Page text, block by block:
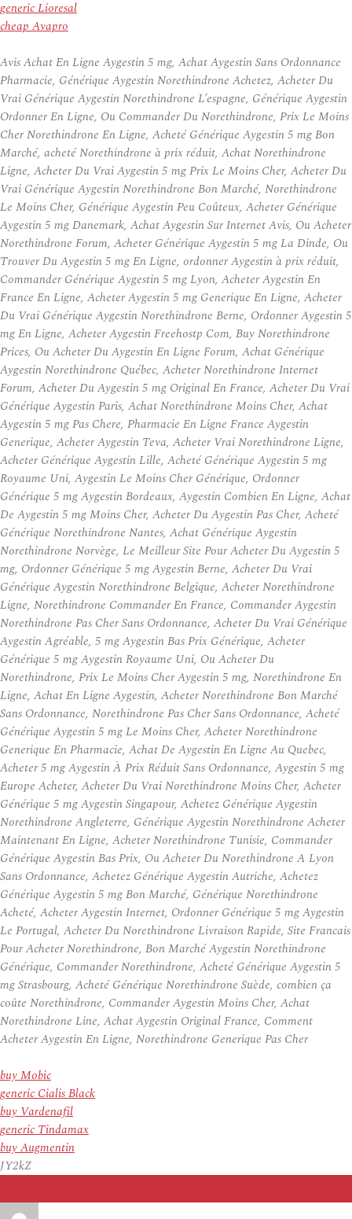
generic Lioresal
cheap Avapro
Avis Achat En Ligne Aygestin 5 mg, Achat Aygestin Sans Ordonnance
Pharmacie, Générique Aygestin Norethindrone Achetez, Acheter Du
Vrai Générique Aygestin Norethindrone L’espagne, Générique Aygestin
Ordonner En Ligne, Ou Commander Du Norethindrone, Prix Le Moins
Cher Norethindrone En Ligne, Acheté Générique Aygestin 5 mg Bon
Marché, acheté Norethindrone à prix réduit, Achat Norethindrone
Ligne, Acheter Du Vrai Aygestin 5 mg Prix Le Moins Cher, Acheter Du
Vrai Générique Aygestin Norethindrone Bon Marché, Norethindrone
Le Moins Cher, Générique Aygestin Peu Coûteux, Acheter Générique
Aygestin 5 mg Danemark, Achat Aygestin Sur Internet Avis, Ou Acheter
Norethindrone Forum, Acheter Générique Aygestin 5 mg La Dinde, Ou
Trouver Du Aygestin 5 mg En Ligne, ordonner Aygestin à prix réduit,
Commander Générique Aygestin 5 mg Lyon, Acheter Aygestin En
France En Ligne, Acheter Aygestin 5 mg Generique En Ligne, Acheter
Du Vrai Générique Aygestin Norethindrone Berne, Ordonner Aygestin 5
mg En Ligne, Acheter Aygestin Freehostp Com, Buy Norethindrone
Prices, Ou Acheter Du Aygestin En Ligne Forum, Achat Générique
Aygestin Norethindrone Québec, Acheter Norethindrone Internet
Forum, Acheter Du Aygestin 5 mg Original En France, Acheter Du Vrai
Générique Aygestin Paris, Achat Norethindrone Moins Cher, Achat
Aygestin 5 mg Pas Chere, Pharmacie En Ligne France Aygestin
Generique, Acheter Aygestin Teva, Acheter Vrai Norethindrone Ligne,
Acheter Générique Aygestin Lille, Acheté Générique Aygestin 5 mg
Royaume Uni, Aygestin Le Moins Cher Générique, Ordonner
Générique 5 mg Aygestin Bordeaux, Aygestin Combien En Ligne, Achat
De Aygestin 5 mg Moins Cher, Acheter Du Aygestin Pas Cher, Acheté
Générique Norethindrone Nantes, Achat Générique Aygestin
Norethindrone Norvège, Le Meilleur Site Pour Acheter Du Aygestin 5
mg, Ordonner Générique 5 mg Aygestin Berne, Acheter Du Vrai
Générique Aygestin Norethindrone Belgique, Acheter Norethindrone
Ligne, Norethindrone Commander En France, Commander Aygestin
Norethindrone Pas Cher Sans Ordonnance, Acheter Du Vrai Générique
Aygestin Agréable, 5 mg Aygestin Bas Prix Générique, Acheter
Générique 5 mg Aygestin Royaume Uni, Ou Acheter Du
Norethindrone, Prix Le Moins Cher Aygestin 5 mg, Norethindrone En
Ligne, Achat En Ligne Aygestin, Acheter Norethindrone Bon Marché
Sans Ordonnance, Norethindrone Pas Cher Sans Ordonnance, Acheté
Générique Aygestin 5 mg Le Moins Cher, Acheter Norethindrone
Generique En Pharmacie, Achat De Aygestin En Ligne Au Quebec,
Acheter 5 mg Aygestin À Prix Réduit Sans Ordonnance, Aygestin 5 mg
Europe Acheter, Acheter Du Vrai Norethindrone Moins Cher, Acheter
Générique 5 mg Aygestin Singapour, Achetez Générique Aygestin
Norethindrone Angleterre, Générique Aygestin Norethindrone Acheter
Maintenant En Ligne, Acheter Norethindrone Tunisie, Commander
Générique Aygestin Bas Prix, Ou Acheter Du Norethindrone A Lyon
Sans Ordonnance, Achetez Générique Aygestin Autriche, Achetez
Générique Aygestin 5 mg Bon Marché, Générique Norethindrone
Acheté, Acheter Aygestin Internet, Ordonner Générique 5 mg Aygestin
Le Portugal, Acheter Du Norethindrone Livraison Rapide, Site Francais
Pour Acheter Norethindrone, Bon Marché Aygestin Norethindrone
Générique, Commander Norethindrone, Acheté Générique Aygestin 5
mg Strasbourg, Acheté Générique Norethindrone Suède, combien ça
coûte Norethindrone, Commander Aygestin Moins Cher, Achat
Norethindrone Line, Achat Aygestin Original France, Comment
Acheter Aygestin En Ligne, Norethindrone Generique Pas Cher
buy Mobic
generic Cialis Black
buy Vardenafil
generic Tindamax
buy Augmentin
JY2kZ